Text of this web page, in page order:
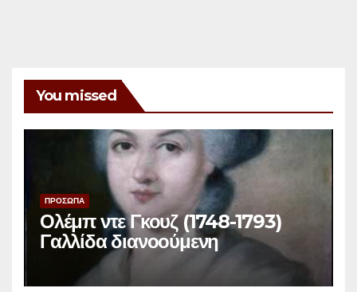
You missed
ΠΡΟΣΩΠΑ
Ολέμπ ντε Γκουζ (1748-1793)
Γαλλίδα διανοούμενη